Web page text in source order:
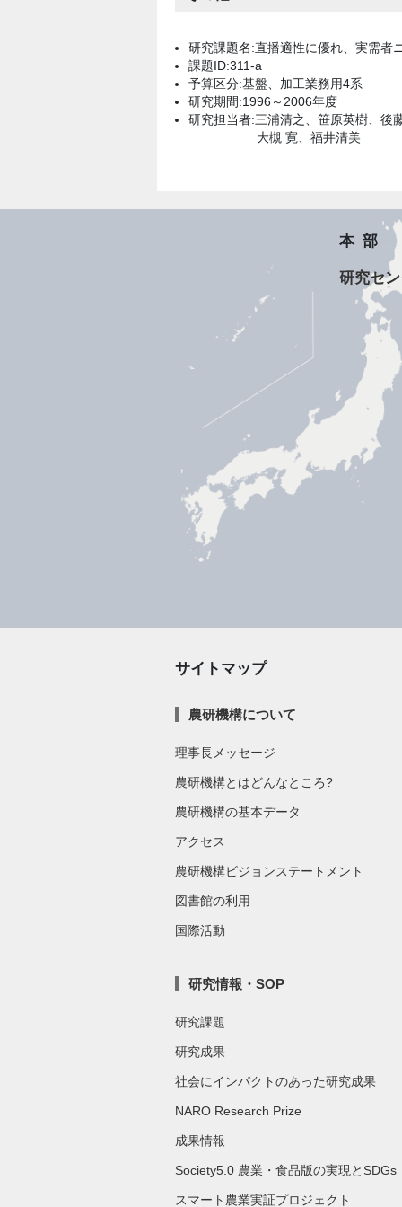
研究課題名:直播適性に優れ、実需者
課題ID:311-a
予算区分:基盤、加工業務用4系
研究期間:1996～2006年度
研究担当者:三浦清之、笹原英樹、後
大槻 寛、福井清美
本部
研究セ
サイトマップ
農研機構について
理事長メッセージ
農研機構とはどんなところ?
農研機構の基本データ
アクセス
農研機構ビジョンステートメント
図書館の利用
国際活動
研究情報・SOP
研究課題
研究成果
社会にインパクトのあった研究成果
NARO Research Prize
成果情報
Society5.0 農業・食品版の実現とSDGs
スマート農業実証プロジェクト